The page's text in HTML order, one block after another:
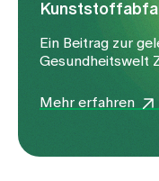
Kunststoffabfall
Ein Beitrag zur
Gesundheitswelt
Mehr erfahren